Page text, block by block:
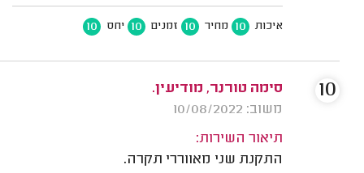
איכות 10 מחיר 10 זמנים 10 יחס 10
סימה טורנר, מודיעין.
משוב: 10/08/2022
תיאור השירות:
התקנת שני מאווררי תקרה.
10